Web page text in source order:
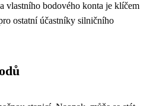
vlastního bodového konta je klíčem
ostatní účastníky silničního